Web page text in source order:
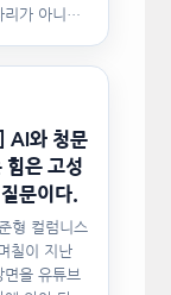
가 아니라,
AI와 청문
힘은 고성
문이다.
형 컬럼니스
칠이 지난
면을 유튜브